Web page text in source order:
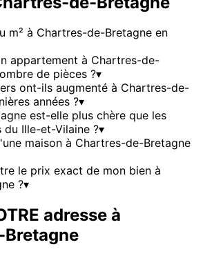
m² à Chartres-de-Bretagne en
appartement à Chartres-de-
de pièces ?▾
ont-ils augmenté à Chartres-de-
années ?▾
est-elle plus chère que les
du Ille-et-Vilaine ?▾
maison à Chartres-de-Bretagne
le prix exact de mon bien à
?▾
adresse à